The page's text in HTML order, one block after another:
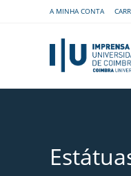
A MINHA CONTA